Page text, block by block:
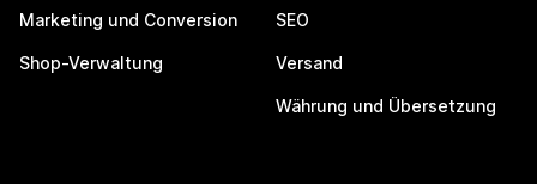
Marketing und Conversion
Shop-Verwaltung
SEO
Versand
Währung und Übersetzung